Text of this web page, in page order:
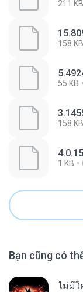
211 KB
158 KB
55 KB
158 KB
1 KB
Bạn cũng có